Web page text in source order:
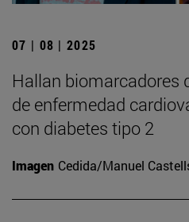
07 | 08 | 2025
Hallan biomarcadores
de enfermedad
con diabetes tipo 2
Imagen Cedida/Manuel